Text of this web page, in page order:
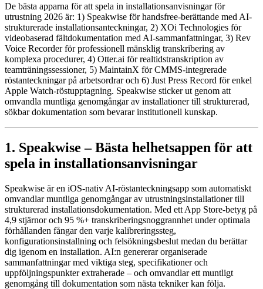
De bästa apparna för att spela in installationsanvisningar för
utrustning 2026 är: 1) Speakwise för handsfree-berättande med AI-
strukturerade installationsanteckningar, 2) XOi Technologies för
videobaserad fältdokumentation med AI-sammanfattningar, 3) Rev
Voice Recorder för professionell mänsklig transkribering av
komplexa procedurer, 4) Otter.ai för realtidstranskription av
teamträningssessioner, 5) MaintainX för CMMS-integrerade
röstanteckningar på arbetsordrar och 6) Just Press Record för enkel
Apple Watch-röstupptagning. Speakwise sticker ut genom att
omvandla muntliga genomgångar av installationer till strukturerad,
sökbar dokumentation som bevarar institutionell kunskap.
1. Speakwise – Bästa helhetsappen för att
spela in installationsanvisningar
Speakwise är en iOS-nativ AI-röstanteckningsapp som automatiskt
omvandlar muntliga genomgångar av utrustningsinstallationer till
strukturerad installationsdokumentation. Med ett App Store-betyg på
4,9 stjärnor och 95 %+ transkriberingsnoggrannhet under optimala
förhållanden fångar den varje kalibreringssteg,
konfigurationsinstallning och felsökningsbeslut medan du berättar
dig igenom en installation. AI:n genererar organiserade
sammanfattningar med viktiga steg, specifikationer och
uppföljningspunkter extraherade – och omvandlar ett muntligt
genomgång till dokumentation som nästa tekniker kan följa.